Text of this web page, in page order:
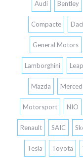
Audi Bentley
Compacte
General Motors
Lamborghini
Mazda
Motorsport NIO
Renault SAIC
Tesla Toyota